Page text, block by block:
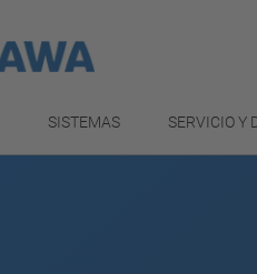
SISTEMAS SERVICIO Y